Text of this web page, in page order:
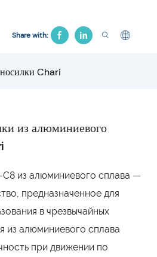
Больничное кресло Тяг
Share with:
Chari
из алюминиевого
из алюминиевого сплава —
предназначенное для
в чрезвычайных
из алюминиевого сплава
при движении по